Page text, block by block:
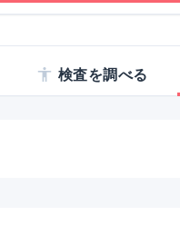
検査を調べる